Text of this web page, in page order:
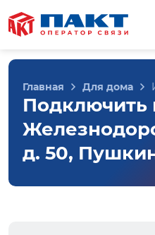
Главная Для дома
Подключить
д. 50,